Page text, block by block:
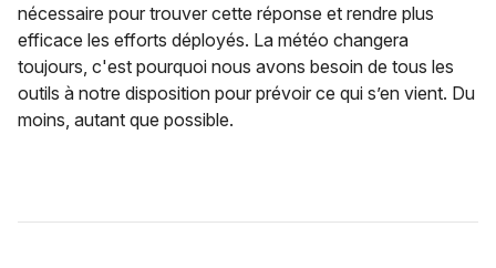
nécessaire pour trouver cette réponse et rendre plus
efficace les efforts déployés. La météo changera
toujours, c'est pourquoi nous avons besoin de tous les
outils à notre disposition pour prévoir ce qui s’en vient. Du
moins, autant que possible.